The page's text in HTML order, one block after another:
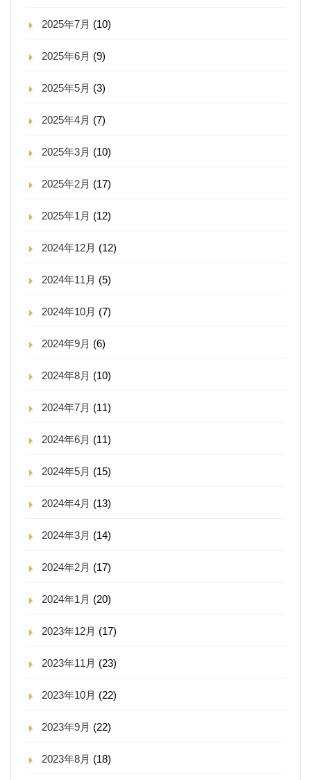
2025年7月 (10)
2025年6月 (9)
2025年5月 (3)
2025年4月 (7)
2025年3月 (10)
2025年2月 (17)
2025年1月 (12)
2024年12月 (12)
2024年11月 (5)
2024年10月 (7)
2024年9月 (6)
2024年8月 (10)
2024年7月 (11)
2024年6月 (11)
2024年5月 (15)
2024年4月 (13)
2024年3月 (14)
2024年2月 (17)
2024年1月 (20)
2023年12月 (17)
2023年11月 (23)
2023年10月 (22)
2023年9月 (22)
2023年8月 (18)